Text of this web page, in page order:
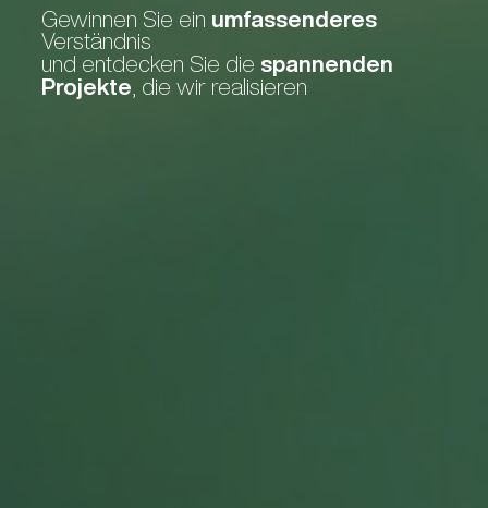
Gewinnen Sie ein umfassenderes
Verständnis
und entdecken Sie die spannenden
Projekte , die wir realisieren